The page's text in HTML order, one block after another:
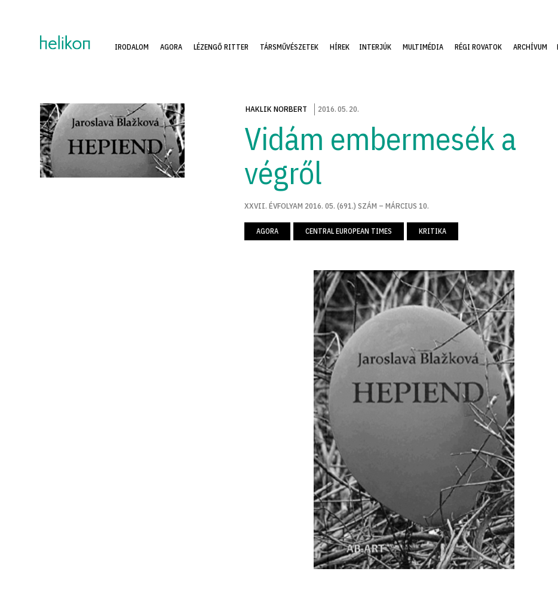
IRODALOM AGORA LÉZENGŐ RITTER TÁRSMŰVÉSZETEK HÍREK INTERJÚK MULTIMÉDIA RÉGI ROVATOK ARCHÍVUM
HAKLIK NORBERT 2016.05. 20.
Vidám embermesék a
végről
XXVII. ÉVFOLYAM 2016. 05. (691.) SZÁM – MÁRCIUS 10.
AGORA CENTRAL EUROPEAN TIMES KRITIKA